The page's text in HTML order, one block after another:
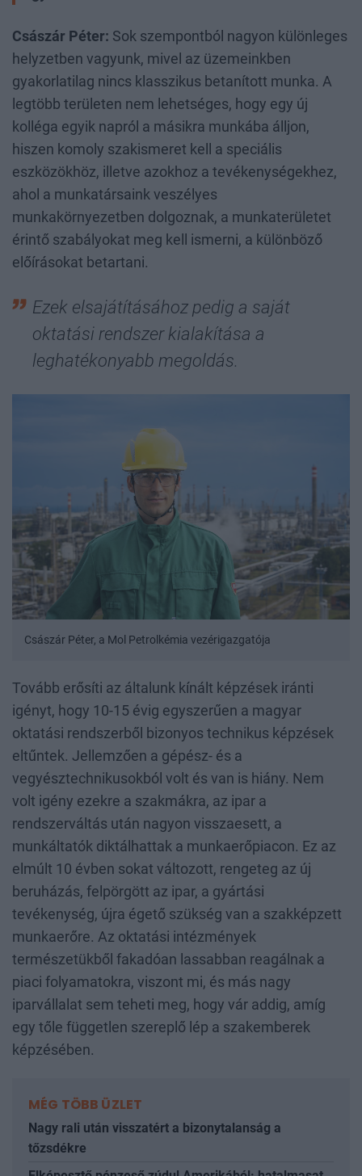
Császár Péter: Sok szempontból nagyon különleges
helyzetben vagyunk, mivel az üzemeinkben
gyakorlatilag nincs klasszikus betanított munka. A
legtöbb területen nem lehetséges, hogy egy új
kolléga egyik napról a másikra munkába álljon,
hiszen komoly szakismeret kell a speciális
eszközökhöz, illetve azokhoz a tevékenységekhez,
ahol a munkatársaink veszélyes
munkakörnyezetben dolgoznak, a munkaterületet
érintő szabályokat meg kell ismerni, a különböző
előírásokat betartani.
Ezek elsajátításához pedig a saját
oktatási rendszer kialakítása a
leghatékonyabb megoldás.
Császár Péter, a Mol Petrolkémia vezérigazgatója
Tovább erősíti az általunk kínált képzések iránti
igényt, hogy 10-15 évig egyszerűen a magyar
oktatási rendszerből bizonyos technikus képzések
eltűntek. Jellemzően a gépész- és a
vegyésztechnikusokból volt és van is hiány. Nem
volt igény ezekre a szakmákra, az ipar a
rendszerváltás után nagyon visszaesett, a
munkáltatók diktálhattak a munkaerőpiacon. Ez az
elmúlt 10 évben sokat változott, rengeteg az új
beruházás, felpörgött az ipar, a gyártási
tevékenység, újra égető szükség van a szakképzett
munkaerőre. Az oktatási intézmények
természetükből fakadóan lassabban reagálnak a
piaci folyamatokra, viszont mi, és más nagy
iparvállalat sem teheti meg, hogy vár addig, amíg
egy tőle független szereplő lép a szakemberek
képzésében.
MÉG TÖBB ÜZLET
Nagy rali után visszatért a bizonytalanság a
tőzsdékre